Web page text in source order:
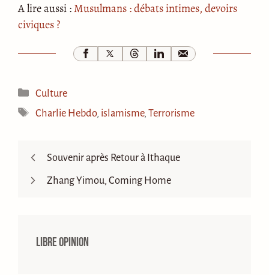
A lire aussi : Musulmans : débats intimes, devoirs
civiques ?
Catégories
Culture
Étiquettes
Charlie Hebdo, islamisme,Terrorisme
Souvenir après Retour à Ithaque
Zhang Yimou, Coming Home
Libre opinion